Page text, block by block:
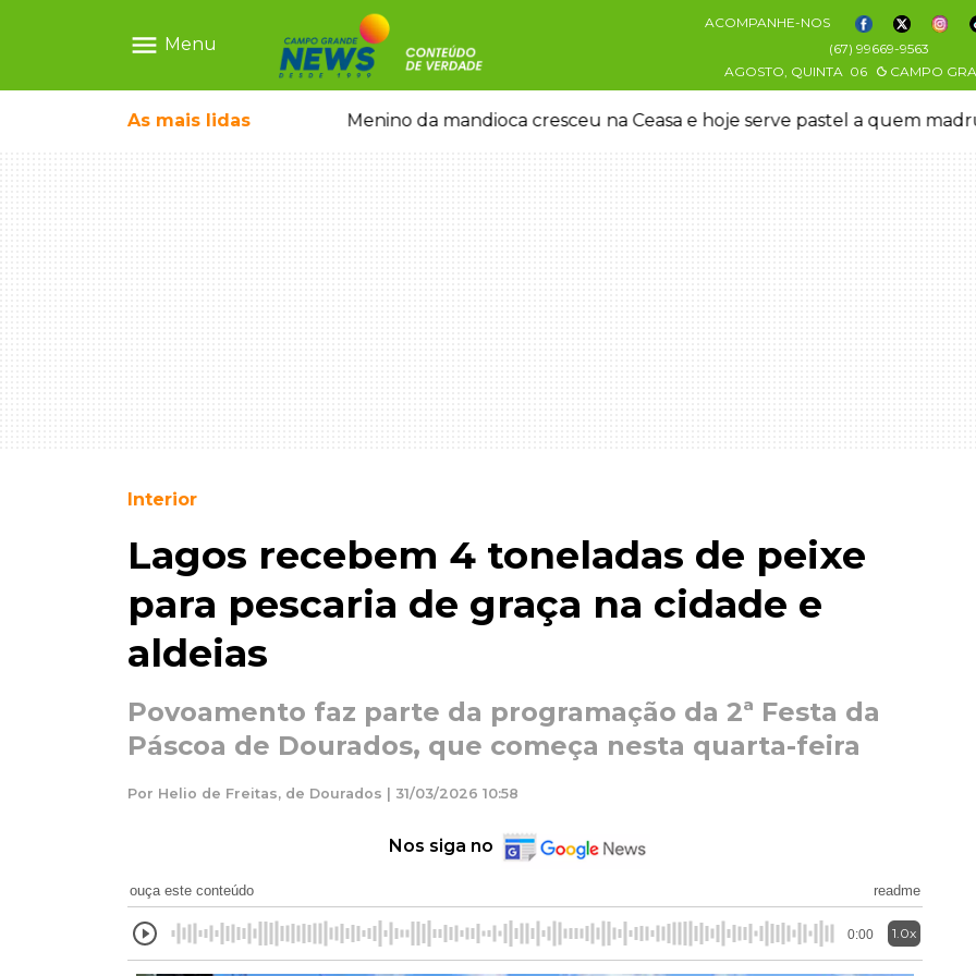
menu Menu
ACOMPANHE-NOS
(67) 99669-9563
AGOSTO, QUINTA 06 CAMPO
As mais lidas
crianças brasileiras Menino da mandioca cresceu na Ceasa e hoje serve pastel a quem
Interior
Lagos recebem 4 toneladas de peixe
para pescaria de graça na cidade e
aldeias
Povoamento faz parte da programação da 2ª Festa da
Páscoa de Dourados, que começa nesta quarta-feira
Por Helio de Freitas, de Dourados | 31/03/2026 10:58
Nos siga no
ouça este conteúdo readme
0:00 1.0x